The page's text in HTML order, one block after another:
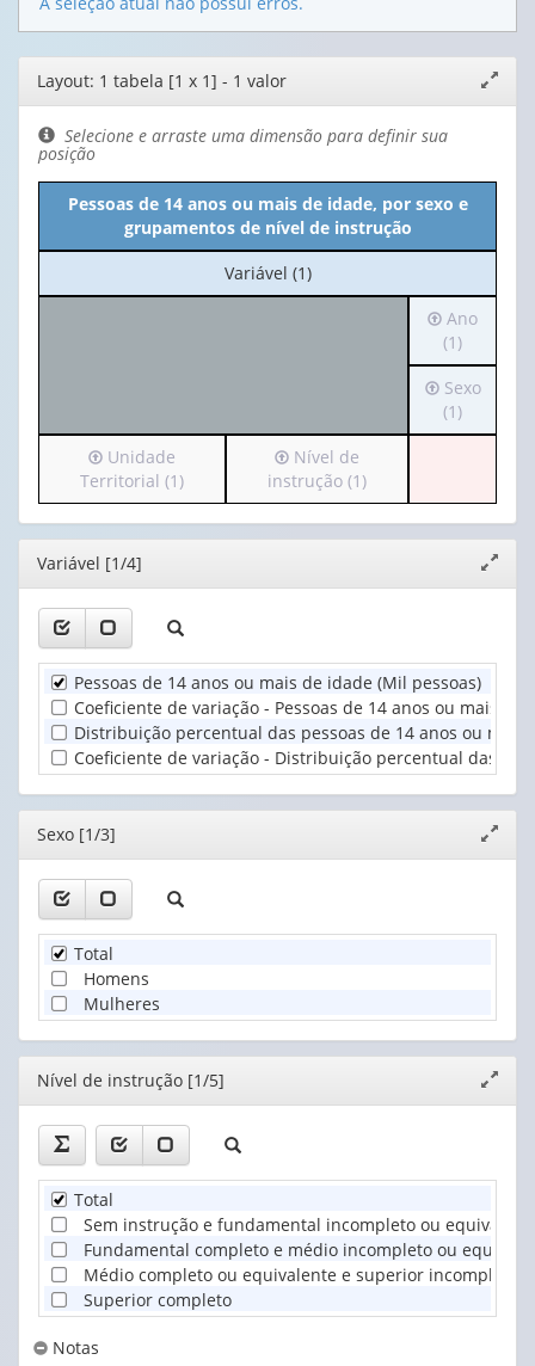
Editor
de
layout
janela
Layout: 1 tabela [1 x 1] - 1 valor
Selecione e arraste uma dimensão para definir sua
posição
Pessoas de 14 anos ou mais de idade, por sexo e
grupamentos de nível de instrução
No
cabeçalho:
Variável (1)
Irá
para
o
cabeçalho
(possui
apenas
Ano
(1)
Irá
para
o
apenas
1
Sexo
(1)
Irá
para
o
cabeçalho
(possui
apenas
valor):
Unidade
Territorial
(1)
Unidade
Territorial (1)
Irá
para
o
cabeçalho
Nível
de
instrução
(1)
Nível de
instrução (1)
Editor
janela
Variável [1/4]
Pessoas de 14 anos ou mais de idade (Mil pessoas)
Coeficiente de variação - Pessoas de 14 anos ou mais de
Distribuição percentual das pessoas de 14 anos ou mais
Coeficiente de variação - Distribuição percentual das
Editor
janela
Sexo [1/3]
Total
Homens
Mulheres
Editor
janela
Nível de instrução [1/5]
Total
Sem instrução e fundamental incompleto ou
Fundamental completo e médio incompleto ou
Médio completo ou equivalente e superior incompleto
Superior completo
Notas